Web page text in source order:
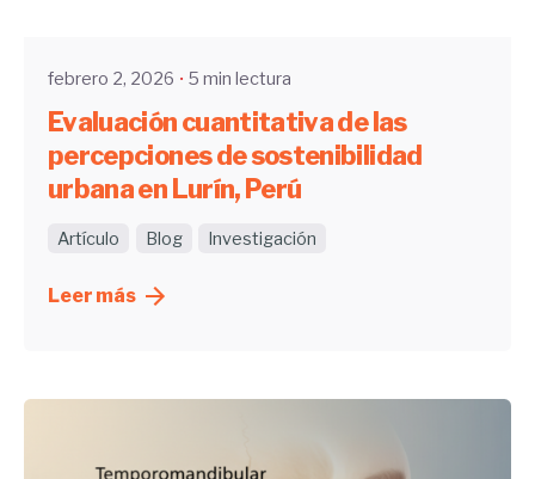
febrero 2, 2026 5 min lectura
Evaluación cuantitativa de las
percepciones de sostenibilidad
urbana en Lurín, Perú
Artículo Blog Investigación
Leer más